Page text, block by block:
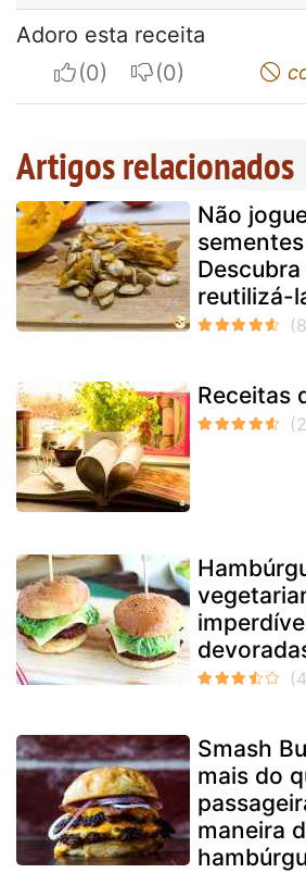
Adoro esta receita
I apreciateI do not
Artigos relacionados
Não
reutilizá-
Receitas
Smash
mais do
maneira